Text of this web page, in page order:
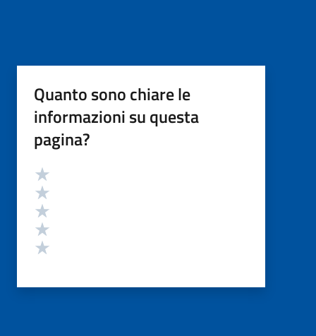
Quanto sono chiare le
informazioni su questa
pagina?
Valutazione